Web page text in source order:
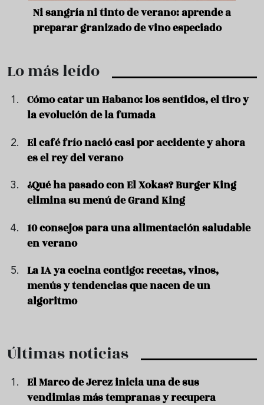
Ni sangría ni tinto de verano: aprende a
preparar granizado de vino especiado
Lo más leído
Cómo catar un Habano: los sentidos, el tiro y
la evolución de la fumada
El café frío nació casi por accidente y ahora
es el rey del verano
¿Qué ha pasado con El Xokas? Burger King
elimina su menú de Grand King
10 consejos para una alimentación saludable
en verano
La IA ya cocina contigo: recetas, vinos,
menús y tendencias que nacen de un
algoritmo
Últimas noticias
El Marco de Jerez inicia una de sus
vendimias más tempranas y recupera